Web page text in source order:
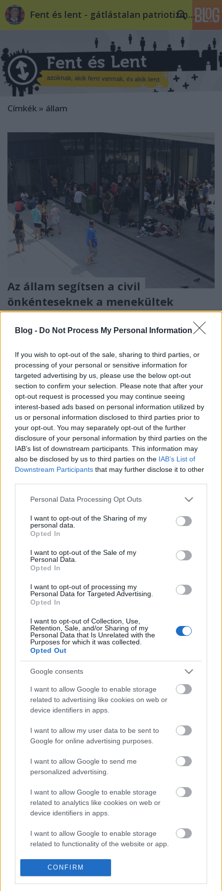
Blog - Do Not Process My Personal Information
If you wish to opt-out of the sale, sharing to third parties, or
processing of your personal or sensitive information for
targeted advertising by us, please use the below opt-out
section to confirm your selection. Please note that after your
opt-out request is processed you may continue seeing
interest-based ads based on personal information utilized by
us or personal information disclosed to third parties prior to
your opt-out. You may separately opt-out of the further
disclosure of your personal information by third parties on the
IAB’s list of downstream participants. This information may
also be disclosed by us to third parties on the IAB’s List of
Downstream Participants that may further disclose it to other
Please note that this website/app uses one or more Google
not limited to your visit or usage behaviour. You may click to
grant or deny consent to Google and its third-party tags to
use your data for below specified purposes in below Google
consent section.
Personal Data Processing Opt Outs
I want to opt-out of the Sharing of my
personal data.
Opted In
I want to opt-out of the Sale of my
Personal Data.
Opted In
I want to opt-out of processing my
Personal Data for Targeted Advertising.
Opted In
I want to opt-out of Collection, Use,
Retention, Sale, and/or Sharing of my
Personal Data that Is Unrelated with the
Purposes for which it was collected.
Opted Out
Google consents
I want to allow Google to enable storage
related to advertising like cookies on web or
device identifiers in apps.
I want to allow my user data to be sent to
Google for online advertising purposes.
I want to allow Google to send me
personalized advertising.
I want to allow Google to enable storage
related to analytics like cookies on web or
device identifiers in apps.
I want to allow Google to enable storage
related to functionality of the website or app.
I want to allow Google to enable storage
related to personalization.
CONFIRM
Fent és lent - gátlástalan patriotizmus
Címkék » állam
Az állam segítsen a civil
önkénteseknek a menekültek
ellátásában!
notandanafn•2015. július 11.
Az elmúlt napokban egyre több hírportálon jelentek
meg tudósítások az egyes pályaudvarokon
csatlakozásra váró, a hazai befogadó-állomásokra,
vagy Nyugat-Európába tartó menekültekről. A
magyar-szerb határt átlépő emberek kapnak egy
magyar nyelvű papírt a határrendészettől,…
A fővárosnak nem kellenek a fák
filippova• 2014. május 16.
Május 17-én civilek ismét tiltakoznak a Városliget
fákat is örökbe lehet majd fogadni. A fák fontosak, a
fákat szeretjük, a fák a barátaink. A Ligetben pedig
vannak több száz éves, jelentős értékű példányok is,
amelyek…
Kommunista-e a Fidesz állama?
A „matolcsyzmus” és a „gazdasági szabadságharc”,
a különadók, hatósági árképzés, az államosítások,
piacátrendezés és az ezekért vállalt konfliktusok
mögött nem valamiféle "kommunista" tempó
öröksége áll. Míg az elmúlt két évtizedben a helyi…
Vallásszabadságot az egyházi
iskolákba!
napon tamas•2011. július 11.
Málnás Édesség!Mindenkinek joga van
világnézetileg irányult, vallásos, akármilyen
oktatáshoz. Én magam katkó suliból jöttem,
hátrányát sohasem érzékeltem, köszönni is
köszönhetek neki sokat. Legkésőbb 19 évesen úgyis
mindenkinek kezébe akad Nietzsche. 25 éves
korára…
Jó reggelt! A Mal-t nem
államosították!
napon tamás•2010. október 13.
Érdekes, a blogszférában szinte világnézettől